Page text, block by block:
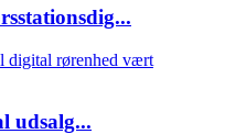
udsalg...